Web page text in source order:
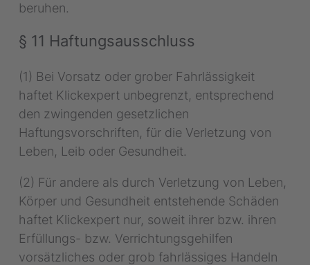
beruhen.
§ 11 Haftungsausschluss
(1) Bei Vorsatz oder grober Fahrlässigkeit
haftet Klickexpert unbegrenzt, entsprechend
den zwingenden gesetzlichen
Haftungsvorschriften, für die Verletzung von
Leben, Leib oder Gesundheit.
(2) Für andere als durch Verletzung von Leben,
Körper und Gesundheit entstehende Schäden
haftet Klickexpert nur, soweit ihrer bzw. ihren
Erfüllungs- bzw. Verrichtungsgehilfen
vorsätzliches oder grob fahrlässiges Handeln